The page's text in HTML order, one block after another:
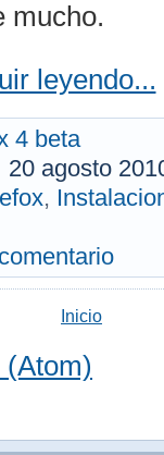
mucho.
leyendo...
4 beta
20 agosto
,
Inicio
(Atom)